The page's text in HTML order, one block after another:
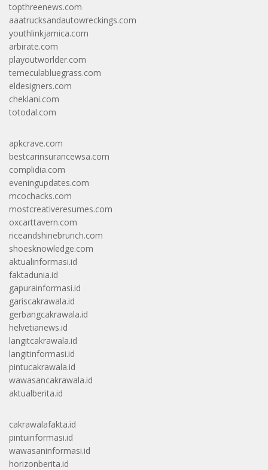
topthreenews.com
aaatrucksandautowreckings.com
youthlinkjamica.com
arbirate.com
playoutworlder.com
temeculabluegrass.com
eldesigners.com
cheklani.com
totodal.com
apkcrave.com
bestcarinsurancewsa.com
complidia.com
eveningupdates.com
mcochacks.com
mostcreativeresumes.com
oxcarttavern.com
riceandshinebrunch.com
shoesknowledge.com
aktualinformasi.id
faktadunia.id
gapurainformasi.id
gariscakrawala.id
gerbangcakrawala.id
helvetianews.id
langitcakrawala.id
langitinformasi.id
pintucakrawala.id
wawasancakrawala.id
aktualberita.id
cakrawalafakta.id
pintuinformasi.id
wawasaninformasi.id
horizonberita.id